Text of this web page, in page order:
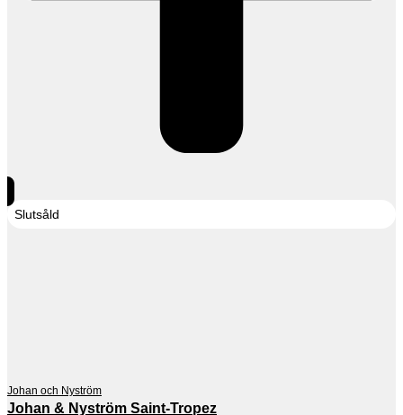
Slutsåld
Johan och Nyström
Johan & Nyström Saint-Tropez